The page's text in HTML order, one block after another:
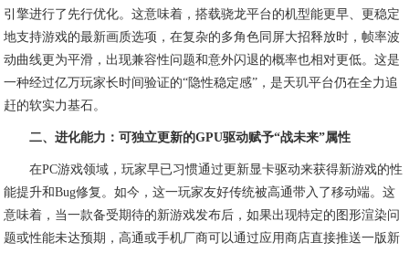
引擎进行了先行优化。这意味着，搭载骁龙平台的机型能更早、更稳定
地支持游戏的最新画质选项，在复杂的多角色同屏大招释放时，帧率波
动曲线更为平滑，出现兼容性问题和意外闪退的概率也相对更低。这是
一种经过亿万玩家长时间验证的“隐性稳定感”，是天玑平台仍在全力追
赶的软实力基石。
二、进化能力：可独立更新的GPU驱动赋予“战未来”属性
在PC游戏领域，玩家早已习惯通过更新显卡驱动来获得新游戏的性
能提升和Bug修复。如今，这一玩家友好传统被高通带入了移动端。这
意味着，当一款备受期待的新游戏发布后，如果出现特定的图形渲染问
题或性能未达预期，高通或手机厂商可以通过应用商店直接推送一版新